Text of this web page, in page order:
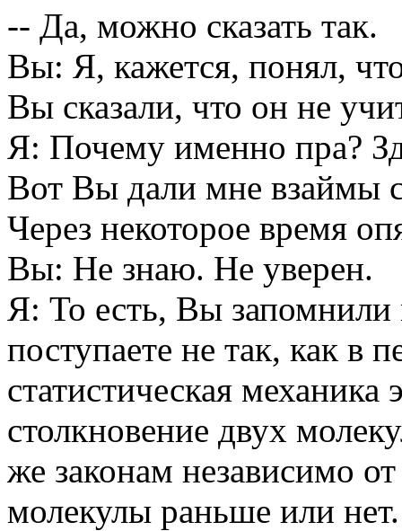
-- Да, можно сказать так.
Вы: Я, кажется, понял,
Вы сказали, что он не
Я: Почему именно пра?
Вот Вы дали мне взаймы
Через некоторое время
Вы: Не знаю. Не уверен.
Я: То есть, Вы запомнили
поступаете не так, как в
статистическая механика
столкновение двух
же законам независимо от
молекулы раньше или нет.